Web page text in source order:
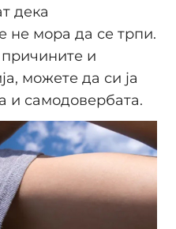
дека
не мора да се трпи.
и
можете да си ја
и самодовербата.